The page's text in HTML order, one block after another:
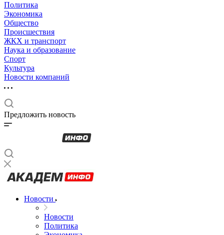
Политика
Экономика
Общество
Происшествия
ЖКХ и транспорт
Наука и образование
Спорт
Культура
Новости компаний
Предложить новость
Новости
Новости
Политика